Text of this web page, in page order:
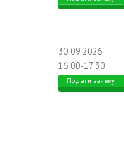
30.09.2026
16.00-17.30
Подати заявку